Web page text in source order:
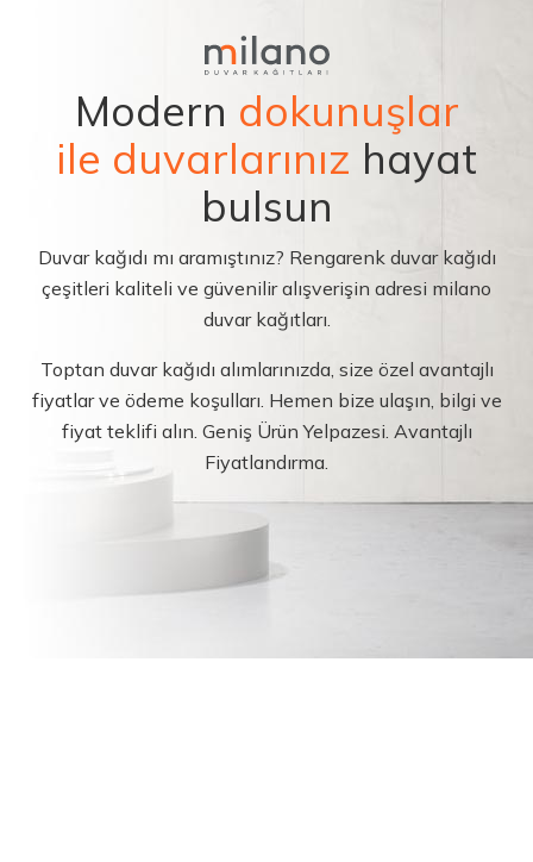
Modern dokunuşlar
ile duvarlarınız hayat
bulsun
Duvar kağıdı mı aramıştınız? Rengarenk duvar kağıdı
çeşitleri kaliteli ve güvenilir alışverişin adresi milano
duvar kağıtları.
Toptan duvar kağıdı alımlarınızda, size özel avantajlı
fiyatlar ve ödeme koşulları. Hemen bize ulaşın, bilgi ve
fiyat teklifi alın. Geniş Ürün Yelpazesi. Avantajlı
Fiyatlandırma.